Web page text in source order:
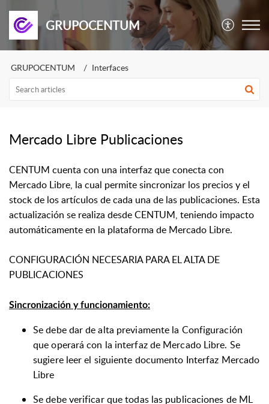
GRUPOCENTUM
GRUPOCENTUM Interfaces
Mercado Libre Publicaciones
CENTUM cuenta con una interfaz que conecta con
Mercado Libre, la cual permite sincronizar los precios y el
stock de los artículos de cada una de las publicaciones. Esta
actualización se realiza desde CENTUM, teniendo impacto
automáticamente en la plataforma de Mercado Libre.
CONFIGURACIÓN NECESARIA PARA EL ALTA DE
PUBLICACIONES
Sincronización y funcionamiento:
Se debe dar de alta previamente la Configuración
que operará con la interfaz de Mercado Libre. Se
sugiere leer el siguiente documento Interfaz Mercado
Libre
Se debe verificar que todas las publicaciones de ML